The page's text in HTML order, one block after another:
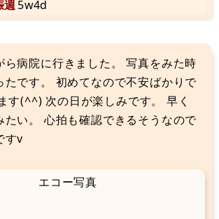
週5w4d
ら病院に行きました。 写真をみた時
たです。 初めてなので不安ばかりで
す(^^) 次の日が楽しみです。 早く
たい。 心拍も確認できるそうなので
すv